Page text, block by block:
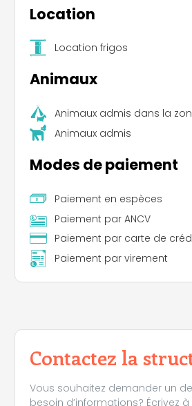
Location
Location frigos
Animaux
Animaux admis dans la
Animaux admis
Modes de paiement
Paiement en espèces
Paiement par ANCV
Paiement par carte de
Paiement par virement
Contactez la
Vous souhaitez demander un
besoin d’informations? Écrivez